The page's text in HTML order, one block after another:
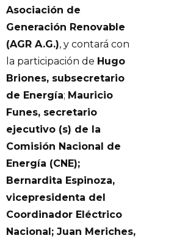
Asociación de
Generación Renovable
(AGR A.G.), y contará con
la participación de Hugo
Briones, subsecretario
de Energía; Mauricio
Funes, secretario
ejecutivo (s) de la
Comisión Nacional de
Energía (CNE);
Bernardita Espinoza,
vicepresidenta del
Coordinador Eléctrico
Nacional; Juan Meriches,